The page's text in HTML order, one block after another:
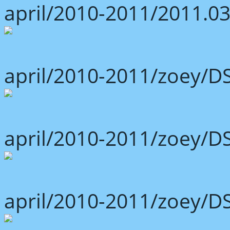
april/2010-2011/
april/2010-2011/zoey/
april/2010-2011/zoey/
april/2010-2011/zoey/